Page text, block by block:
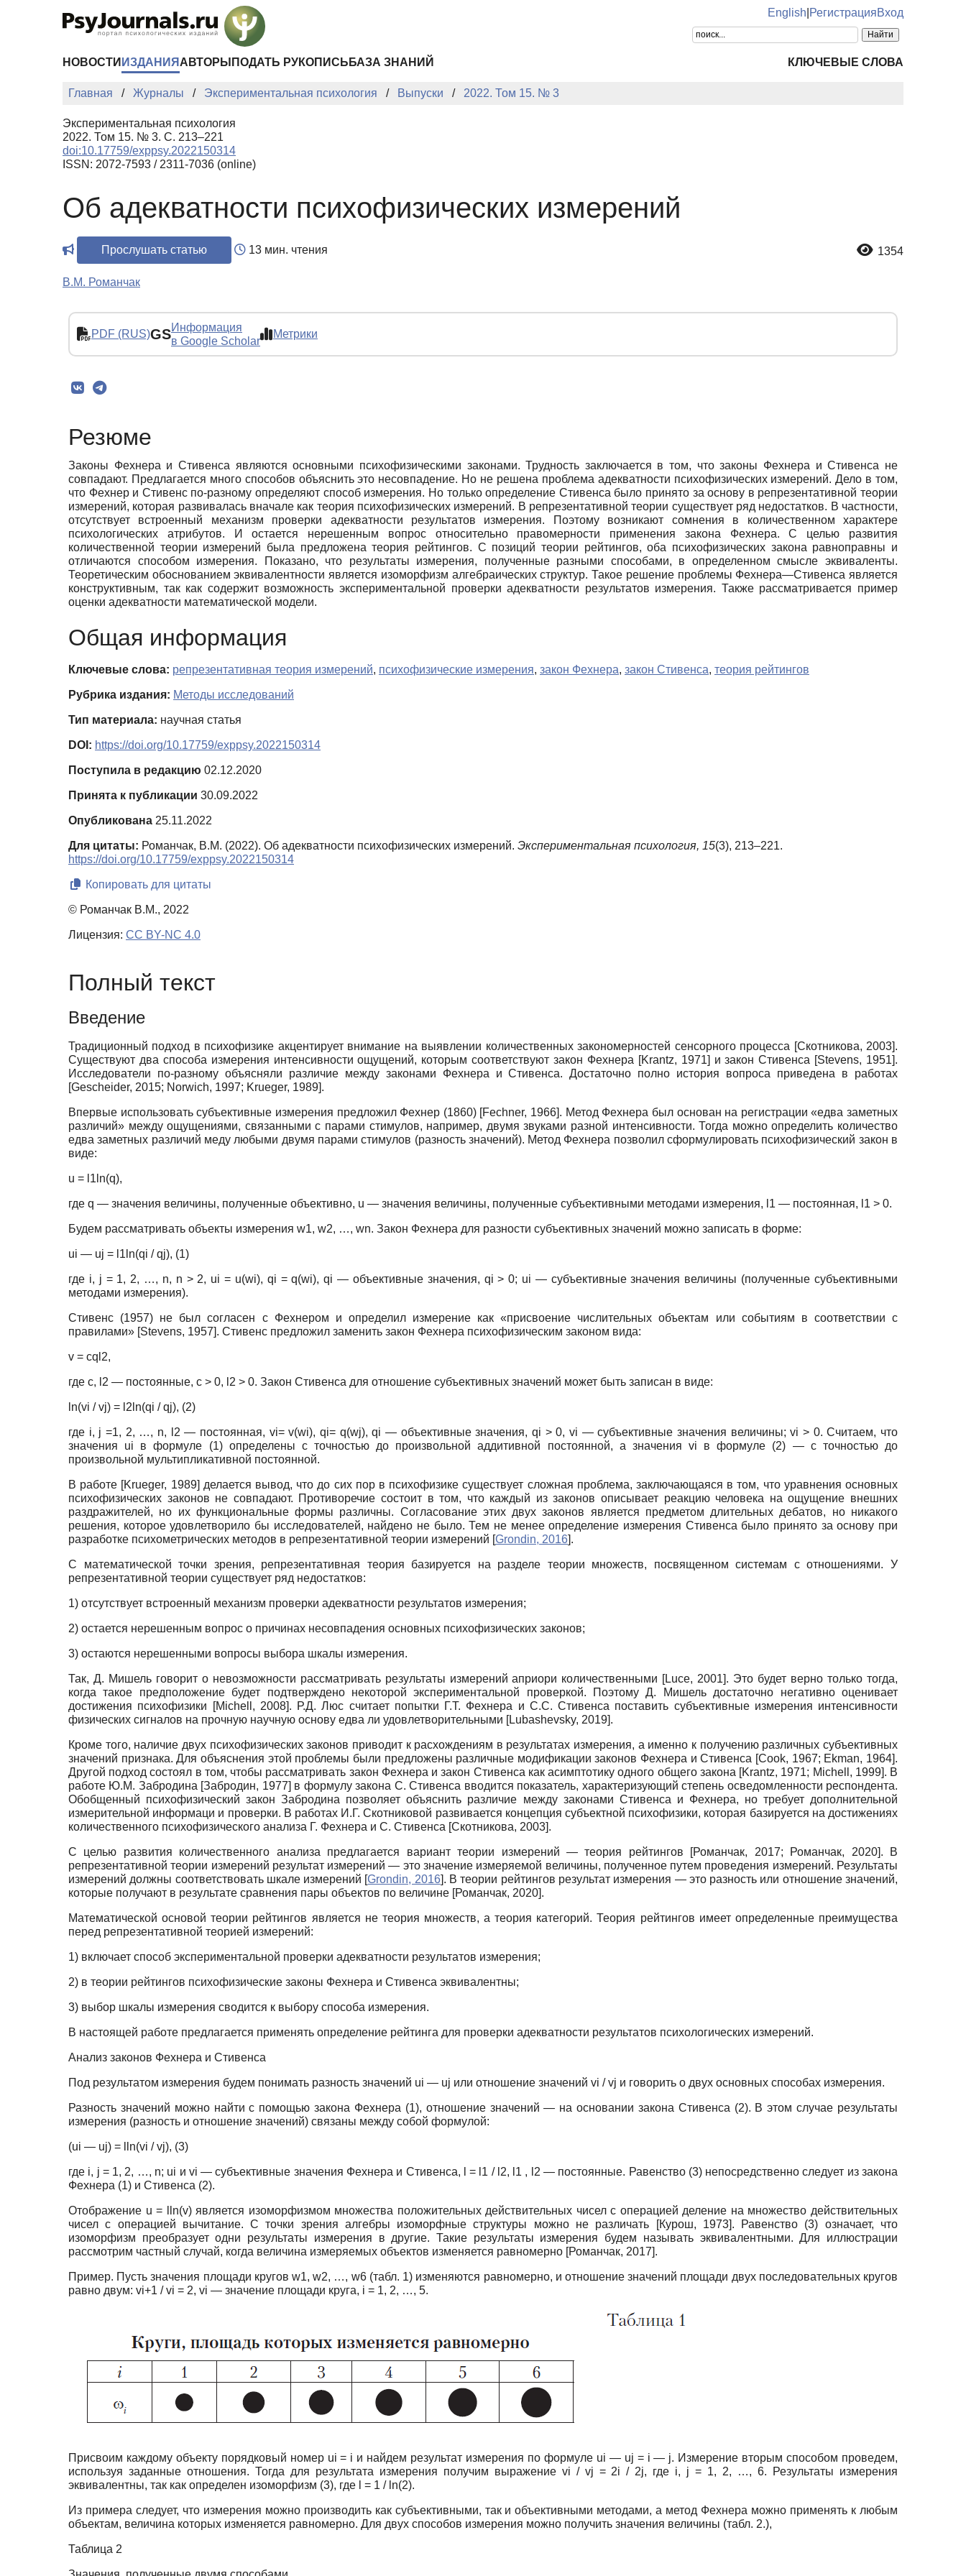
English РегистрацияВход
НОВОСТИ ИЗДАНИЯ АВТОРЫ ПОДАТЬ РУКОПИСЬ БАЗА ЗНАНИЙ КЛЮЧЕВЫЕ СЛОВА
Главная Журналы Экспериментальная психология Выпуски 2022. Том 15. № 3
Экспериментальная психология
2022. Том 15. № 3. С. 213–221
doi:10.17759/exppsy.2022150314
ISSN: 2072-7593 / 2311-7036 (online)
Об адекватности психофизических измерений
Прослушать статью 13 мин. чтения 1354
В.М. Романчак
PDF (RUS)GSИнформация
в Google Scholar
Метрики
Резюме
Законы Фехнера и Стивенса являются основными психофизическими законами. Трудность заключается в том, что законы Фехнера и Стивенса не
совпадают. Предлагается много способов объяснить это несовпадение. Но не решена проблема адекватности психофизических измерений. Дело в том,
что Фехнер и Стивенс по-разному определяют способ измерения. Но только определение Стивенса было принято за основу в репрезентативной теории
измерений, которая развивалась вначале как теория психофизических измерений. В репрезентативной теории существует ряд недостатков. В частности,
отсутствует встроенный механизм проверки адекватности результатов измерения. Поэтому возникают сомнения в количественном характере
психологических атрибутов. И остается нерешенным вопрос относительно правомерности применения закона Фехнера. С целью развития
количественной теории измерений была предложена теория рейтингов. С позиций теории рейтингов, оба психофизических закона равноправны и
отличаются способом измерения. Показано, что результаты измерения, полученные разными способами, в определенном смысле эквиваленты.
Теоретическим обоснованием эквивалентности является изоморфизм алгебраических структур. Такое решение проблемы Фехнера—Стивенса является
конструктивным, так как содержит возможность экспериментальной проверки адекватности результатов измерения. Также рассматривается пример
оценки адекватности математической модели.
Общая информация
Ключевые слова: репрезентативная теория измерений, психофизические измерения, закон Фехнера, закон Стивенса, теория рейтингов
Рубрика издания: Методы исследований
Тип материала: научная статья
DOI: https://doi.org/10.17759/exppsy.2022150314
Поступила в редакцию 02.12.2020
Принята к публикации 30.09.2022
Опубликована 25.11.2022
Для цитаты: Романчак, В.М. (2022). Об адекватности психофизических измерений. Экспериментальная психология, 15(3), 213–221.
https://doi.org/10.17759/exppsy.2022150314
Копировать для цитаты
© Романчак В.М., 2022
Лицензия: CC BY-NC 4.0
Полный текст
Введение
Традиционный подход в психофизике акцентирует внимание на выявлении количественных закономерностей сенсорного процесса [Скотникова, 2003].
Существуют два способа измерения интенсивности ощущений, которым соответствуют закон Фехнера [Krantz, 1971] и закон Стивенса [Stevens, 1951].
Исследователи по-разному объясняли различие между законами Фехнера и Стивенса. Достаточно полно история вопроса приведена в работах
[Gescheider, 2015; Norwich, 1997; Krueger, 1989].
Впервые использовать субъективные измерения предложил Фехнер (1860) [Fechner, 1966]. Метод Фехнера был основан на регистрации «едва заметных
различий» между ощущениями, связанными с парами стимулов, например, двумя звуками разной интенсивности. Тогда можно определить количество
едва заметных различий меду любыми двумя парами стимулов (разность значений). Метод Фехнера позволил сформулировать психофизический закон в
виде:
u = l1ln(q),
где q — значения величины, полученные объективно, u — значения величины, полученные субъективными методами измерения, l1 — постоянная, l1 > 0.
Будем рассматривать объекты измерения w1, w2, …, wn. Закон Фехнера для разности субъективных значений можно записать в форме:
ui — uj = l1ln(qi / qj), (1)
где i, j = 1, 2, …, n, n > 2, ui = u(wi), qi = q(wi), qi — объективные значения, qi > 0; ui — субъективные значения величины (полученные субъективными
методами измерения).
Стивенс (1957) не был согласен с Фехнером и определил измерение как «присвоение числительных объектам или событиям в соответствии с
правилами» [Stevens, 1957]. Стивенс предложил заменить закон Фехнера психофизическим законом вида:
v = сql2,
где с, l2 — постоянные, с > 0, l2 > 0. Закон Стивенса для отношение субъективных значений может быть записан в виде:
ln(vi / vj) = l2ln(qi / qj), (2)
где i, j =1, 2, …, n, l2 — постоянная, vi= v(wi), qi= q(wj), qi — объективные значения, qi > 0, vi — субъективные значения величины; vi > 0. Считаем, что
значения ui в формуле (1) определены с точностью до произвольной аддитивной постоянной, а значения vi в формуле (2) — с точностью до
произвольной мультипликативной постоянной.
В работе [Krueger, 1989] делается вывод, что до сих пор в психофизике существует сложная проблема, заключающаяся в том, что уравнения основных
психофизических законов не совпадают. Противоречие состоит в том, что каждый из законов описывает реакцию человека на ощущение внешних
раздражителей, но их функциональные формы различны. Согласование этих двух законов является предметом длительных дебатов, но никакого
решения, которое удовлетворило бы исследователей, найдено не было. Тем не менее определение измерения Стивенса было принято за основу при
разработке психометрических методов в репрезентативной теории измерений [Grondin, 2016].
С математической точки зрения, репрезентативная теория базируется на разделе теории множеств, посвященном системам с отношениями. У
репрезентативной теории существует ряд недостатков:
1) отсутствует встроенный механизм проверки адекватности результатов измерения;
2) остается нерешенным вопрос о причинах несовпадения основных психофизических законов;
3) остаются нерешенными вопросы выбора шкалы измерения.
Так, Д. Мишель говорит о невозможности рассматривать результаты измерений априори количественными [Luce, 2001]. Это будет верно только тогда,
когда такое предположение будет подтверждено некоторой экспериментальной проверкой. ПоэтомуД. Мишель достаточно негативно оценивает
достижения психофизики
[Michell, 2008]. Р.Д. Люс считает попытки Г.Т. Фехнера и С.С. Стивенса поставить субъективные измерения интенсивности
физических сигналов на прочную научную основу едва ли удовлетворительными [Lubashevsky, 2019].
Кроме того, наличие двух психофизических законов приводит к расхождениям в результатах измерения, а именно к получению различныx субъективных
значений признака. Для объяснения этой проблемы были предложены различные модификации законов Фехнера и Стивенса [Cook, 1967; Ekman, 1964].
Другой подход состоял в том, чтобы рассматривать закон Фехнера и закон Стивенса как асимптотику одного общего закона [Krantz, 1971; Michell, 1999]. В
работе Ю.М. Забродина [Забродин, 1977] в формулу закона С. Стивенса вводится показатель, характеризующий степень осведомленности респондента.
Обобщенный психофизический закон Забродина позволяет объяснить различие между законами Стивенса и Фехнера, но требует дополнительной
измерительной информаци и проверки. В работах И.Г. Скотниковой развивается концепция субъектной психофизики, которая базируется на достижениях
количественного психофизического анализа Г. Фехнера и С. Стивенса [Скотникова, 2003].
С целью развития количественного анализа предлагается вариант теории измерений — теория рейтингов [Романчак, 2017; Романчак, 2020]. В
репрезентативной теории измерений результат измерений — это значение измеряемой величины, полученное путем проведения измерений. Результаты
измерений должны соответствовать шкале измерений [Grondin, 2016]. В теории рейтингов результат измерения — это разность или отношение значений,
которые получают в результате сравнения пары объектов по величине [Романчак, 2020].
Математической основой теории рейтингов является не теория множеств, а теория категорий. Теория рейтингов имеет определенные преимущества
перед репрезентативной теорией измерений:
1) включает способ экспериментальной проверки адекватности результатов измерения;
2) в теории рейтингов психофизические законы Фехнера и Стивенса эквивалентны;
3) выбор шкалы измерения сводится к выбору способа измерения.
В настоящей работе предлагается применять определение рейтинга для проверки адекватности результатов психологических измерений.
Анализ законов Фехнера и Стивенса
Под результатом измерения будем понимать разность значений ui — uj или отношение значений vi / vj и говорить о двух основных способах измерения.
Разность значений можно найти с помощью закона Фехнера (1), отношение значений — на основании закона Стивенса (2). В этом случае результаты
измерения (разность и отношение значений) связаны между собой формулой:
(ui — uj) = lln(vi / vj), (3)
где i, j = 1, 2, …, n; ui и vi — субъективные значения Фехнера и Стивенса, l = l1 / l2, l1 , l2 — постоянные. Равенство (3) непосредственно следует из закона
Фехнера (1) и Стивенса (2).
Отображение u = lln(v) является изоморфизмом множества положительных действительных чисел с операцией деление на множество действительных
чисел с операцией вычитание. С точки зрения алгебры изоморфные структуры можно не различать
[Курош, 1973]. Равенство (3) означает, что
изоморфизм преобразует одни результаты измерения в другие. Такие результаты измерения будем называть эквивалентными. Для иллюстрации
рассмотрим частный случай, когда величина измеряемых объектов изменяется равномерно [Романчак, 2017].
Пример. Пусть значения площади кругов w1, w2, …, w6 (табл. 1) изменяются равномерно, и отношение значений площади двух последовательных кругов
равно двум: vi+1 / vi = 2, vi — значение площади круга, i = 1, 2, …, 5.
Присвоим каждому объекту порядковый номер ui = i и найдем результат измерения по формуле ui — uj = i — j. Измерение вторым способом проведем,
используя заданные отношения. Тогда для результата измерения получим выражение vi / vj = 2i / 2j, где i, j = 1, 2, …, 6. Результаты измерения
эквивалентны, так как определен изоморфизм (3), где l = 1 / ln(2).
Из примера следует, что измерения можно производить как субъективными, так и объективными методами, а метод Фехнера можно применять к любым
объектам, величина которых изменяется равномерно. Для двух способов измерения можно получить значения величины (табл. 2.),
Таблица 2